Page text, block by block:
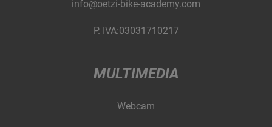
info@oetzi-bike-academy.com
P. IVA:03031710217
MULTIMEDIA
Webcam